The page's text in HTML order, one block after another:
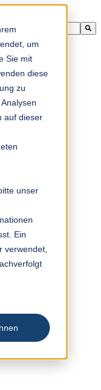
um
Sie mit
diese
zu
auf dieser
unser
Ein
verwendet,
。
件